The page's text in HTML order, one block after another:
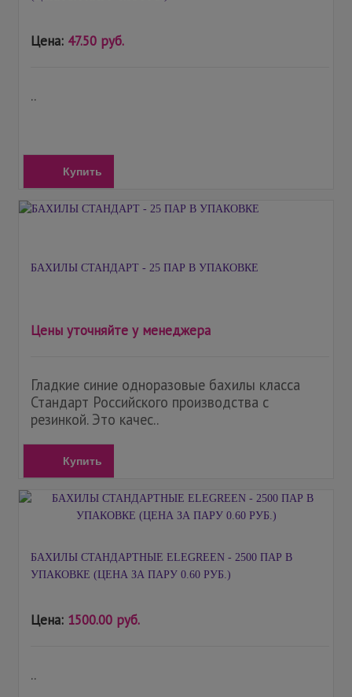
Цена: 47.50 руб.
..
Купить
БАХИЛЫ СТАНДАРТ - 25 ПАР В УПАКОВКЕ
Цены уточняйте у менеджера
Гладкие синие одноразовые бахилы класса
Стандарт Российского производства с
резинкой. Это качес..
Купить
БАХИЛЫ СТАНДАРТНЫЕ ELEGREEN - 2500 ПАР В
УПАКОВКЕ (ЦЕНА ЗА ПАРУ 0.60 РУБ.)
Цена: 1500.00 руб.
..